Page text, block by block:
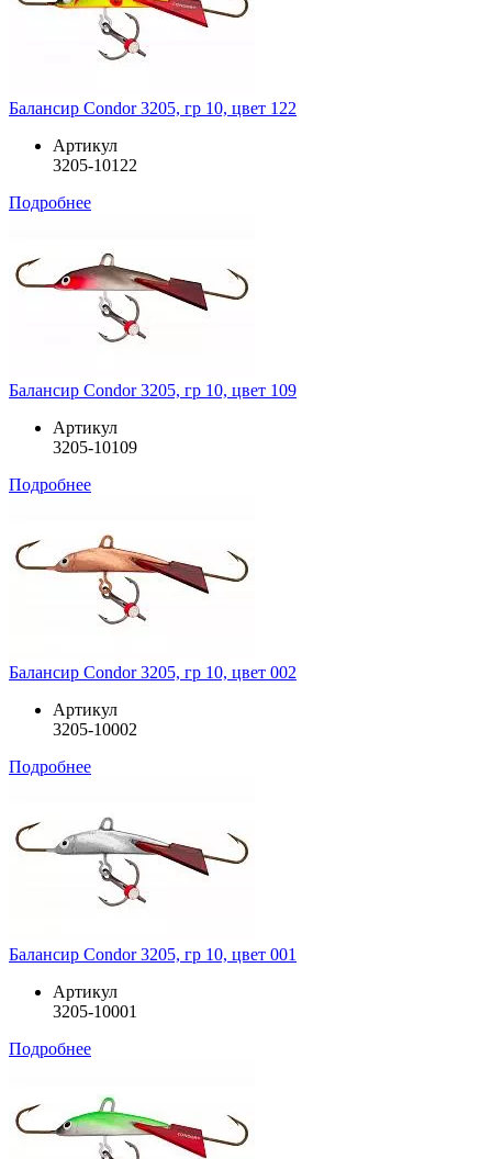
Балансир Condor 3205, гр 10, цвет 122
Артикул
3205-10122
Подробнее
Балансир Condor 3205, гр 10, цвет 109
Артикул
3205-10109
Подробнее
Балансир Condor 3205, гр 10, цвет 002
Артикул
3205-10002
Подробнее
Балансир Condor 3205, гр 10, цвет 001
Артикул
3205-10001
Подробнее